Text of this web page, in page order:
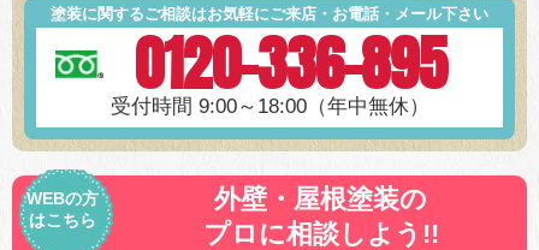
塗装に関するご相談はお気軽にご来店・お電話・メール下さい
0120-336-895
受付時間 9:00～18:00（年中無休）
WEBの方
はこちら
外壁・屋根塗装の
プロに相談しよう!!